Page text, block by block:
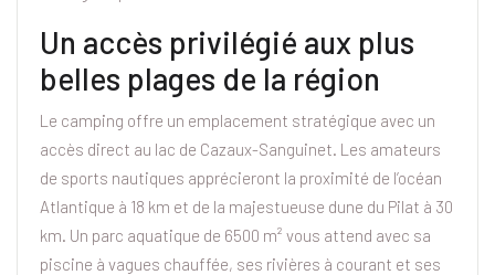
Un accès privilégié aux plus
belles plages de la région
Le camping offre un emplacement stratégique avec un
accès direct au lac de Cazaux-Sanguinet. Les amateurs
de sports nautiques apprécieront la proximité de l’océan
Atlantique à 18 km et de la majestueuse dune du Pilat à 30
km. Un parc aquatique de 6500 m² vous attend avec sa
piscine à vagues chauffée, ses rivières à courant et ses